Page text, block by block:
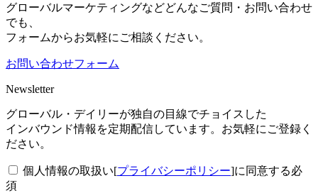
グローバルマーケティングなどどんなご質問・お問い合わせ
でも、
フォームからお気軽にご相談ください。
お問い合わせフォーム
Newsletter
グローバル・デイリーが独自の目線でチョイスした
インバウンド情報を定期配信しています。お気軽にご登録く
ださい。
個人情報の取扱い[プライバシーポリシー]に同意する必
須